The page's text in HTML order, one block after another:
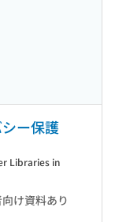
ー保護
け資料あり
Libraries in